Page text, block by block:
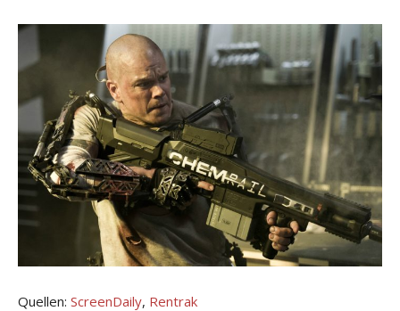
Quellen: ScreenDaily, Rentrak